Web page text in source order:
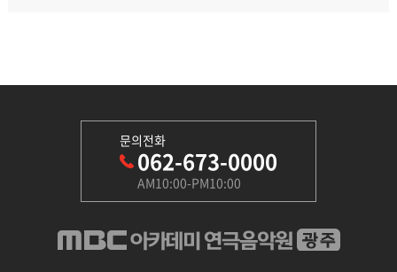
문의전화
062-673-0000
AM10:00-PM10:00